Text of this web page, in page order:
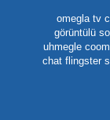
omegla tv
görüntülü
uhmegle
chat flingster